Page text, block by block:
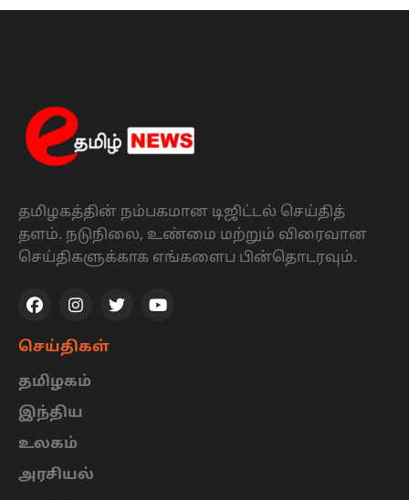
தமிழகத்தின் நம்பகமான டிஜிட்டல் செய்தித்
தளம். நடுநிலை, உண்மை மற்றும் விரைவான
செய்திகளுக்காக எங்களைப பின்தொடரவும்.
செய்திகள்
தமிழகம்
இந்திய
உலகம்
அரசியல்